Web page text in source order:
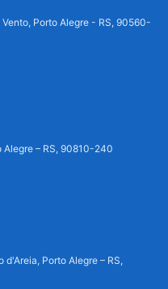
Porto Alegre - RS, 90560-
Alegre – RS, 90810-240
d'Areia, Porto Alegre – RS,